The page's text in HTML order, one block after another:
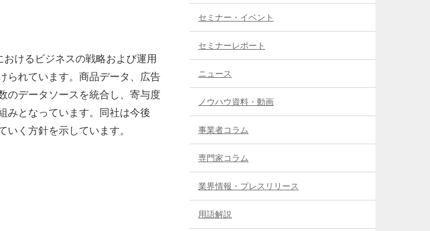
けるビジネスの戦略および運用
られています。商品データ、広告
のデータソースを統合し、寄与度
みとなっています。同社は今後
く方針を示しています。
セミナー・イベント
セミナーレポート
ニュース
ノウハウ資料・動画
事業者コラム
専門家コラム
業界情報・プレスリリース
用語解説